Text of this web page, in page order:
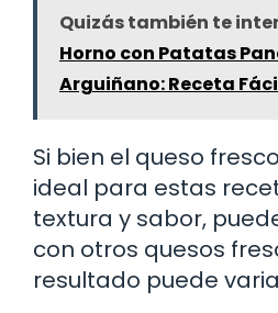
Quizás también te
Horno con Patatas
Arguiñano: Receta
Si bien el queso
ideal para estas
textura y sabor,
con otros quesos
resultado puede